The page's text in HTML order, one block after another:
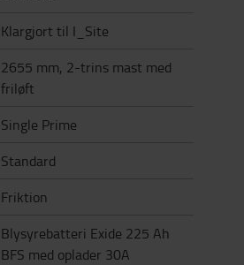
Klargjort til I_Site
2655 mm, 2-trins mast med
friløft
Single Prime
Standard
Friktion
Blysyrebatteri Exide 225 Ah
BFS med oplader 30A